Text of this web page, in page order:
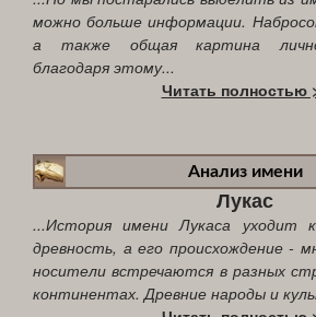
можно больше информации.
а также общая картина
благодаря этому...
Читать полностью
Анализ имени
Лукас
...История имени Лукаса уходит
древность, а его происхождение -
носители встречаются в разных
континентах. Древние народы и